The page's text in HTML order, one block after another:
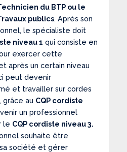
du BTP ou le
publics. Après son
le spécialiste doit
niveau 1 qui consiste en
exercer cette
après un certain niveau
peut devenir
et travailler sur cordes
grâce au CQP cordiste
un professionnel
le CQP cordiste niveau 3.
souhaite être
société et gérer